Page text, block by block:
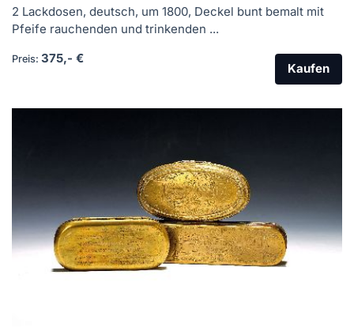
2 Lackdosen, deutsch, um 1800, Deckel bunt bemalt mit
Pfeife rauchenden und trinkenden ...
Preis: 375,- €
Kaufen